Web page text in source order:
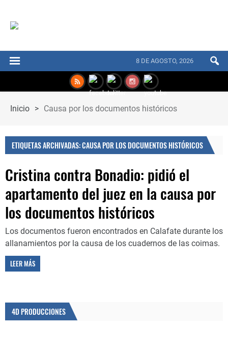
8 DE AGOSTO, 2026
Inicio > Causa por los documentos históricos
ETIQUETAS ARCHIVADAS: CAUSA POR LOS DOCUMENTOS HISTÓRICOS
Cristina contra Bonadio: pidió el
apartamento del juez en la causa por
los documentos históricos
Los documentos fueron encontrados en Calafate durante los
allanamientos por la causa de los cuadernos de las coimas.
LEER MÁS
4D PRODUCCIONES